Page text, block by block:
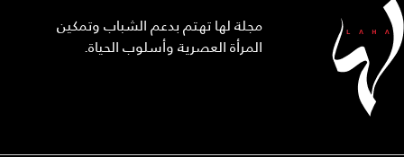
مجلة لها تهتم بدعم الشباب وتمكين
المرأة العصرية وأسلوب الحياة.